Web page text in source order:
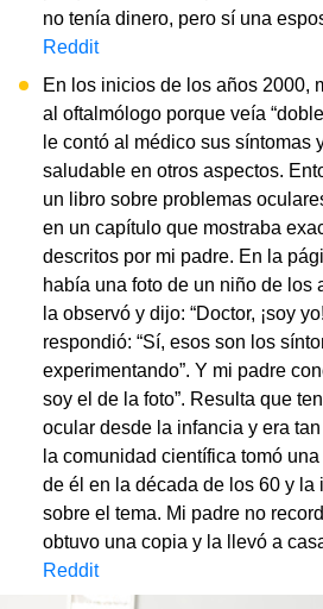
no tenía dinero, pero sí una
Reddit
En los inicios de los años 2000,
al oftalmólogo porque veía
le contó al médico sus síntomas
saludable en otros aspectos.
un libro sobre problemas
en un capítulo que mostraba
descritos por mi padre. En la
había una foto de un niño de los
la observó y dijo: “Doctor, ¡soy
respondió: “Sí, esos son los
experimentando”. Y mi padre
soy el de la foto”. Resulta que
ocular desde la infancia y era
la comunidad científica tomó una
de él en la década de los 60 y la
sobre el tema. Mi padre no
obtuvo una copia y la llevó a
Reddit